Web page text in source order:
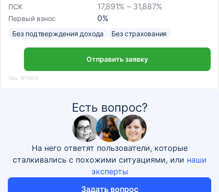
ПСК 17,891% – 31,887%
Первый взнос 0%
Без подтверждения дохода Без страхования
Отправить заявку
Лиц. №2673
Есть вопрос?
На него ответят пользователи, которые
сталкивались с похожими ситуациями, или наши
эксперты
Задать вопрос